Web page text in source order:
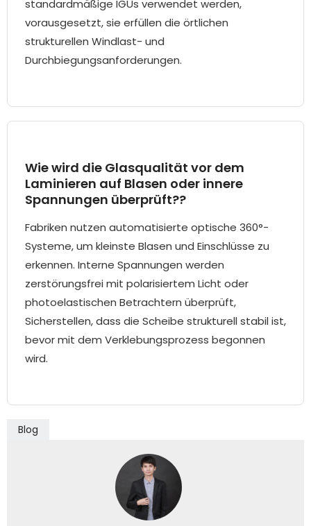
standardmäßige IGUs verwendet werden,
vorausgesetzt, sie erfüllen die örtlichen
strukturellen Windlast- und
Durchbiegungsanforderungen.
Wie wird die Glasqualität vor dem
Laminieren auf Blasen oder innere
Spannungen überprüft??
Fabriken nutzen automatisierte optische 360°-
Systeme, um kleinste Blasen und Einschlüsse zu
erkennen. Interne Spannungen werden
zerstörungsfrei mit polarisiertem Licht oder
photoelastischen Betrachtern überprüft,
Sicherstellen, dass die Scheibe strukturell stabil ist,
bevor mit dem Verklebungsprozess begonnen
wird.
Blog